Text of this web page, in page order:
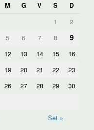
M G V S
D
1
2
5 6 7 8 9
12 13 14 15
16
19 20 21 22
23
26 27 28 29
30
Set »